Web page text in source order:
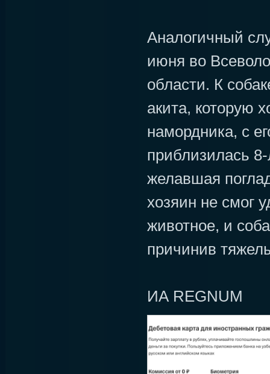
Аналогичный
июня во
области. К
акита, которую
намордника, с
приблизилась
желавшая
хозяин не смог
животное, и
причинив
ИА REGNUM